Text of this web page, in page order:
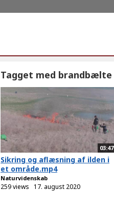
Tagget med brandbælte
03:47
Sikring og aflæsning af ilden i
et område.mp4
Naturvidenskab
259 views 17. august 2020